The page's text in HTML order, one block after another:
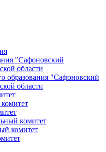
"Сафоновский
области
образования "Сафоновский
области
комитет
комитет